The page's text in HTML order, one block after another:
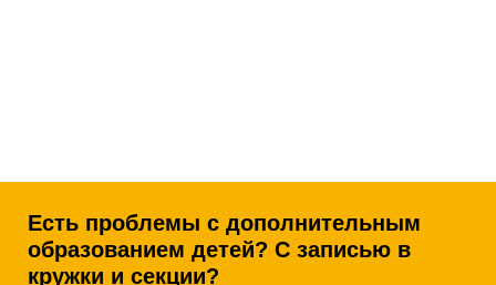
Есть проблемы с дополнительным
образованием детей? С записью в
кружки и секции?